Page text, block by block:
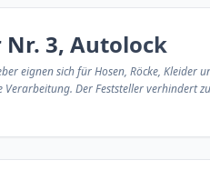
3, Autolock
eignen sich für Hosen, Röcke, Kleider
Der Feststeller verhindert